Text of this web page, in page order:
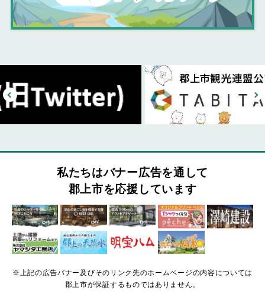
私たちはバナー広告を通して
郡上市を応援しています
※上記の広告バナー及びそのリンク先のホームページの内容については
郡上市が保証するものではありません。